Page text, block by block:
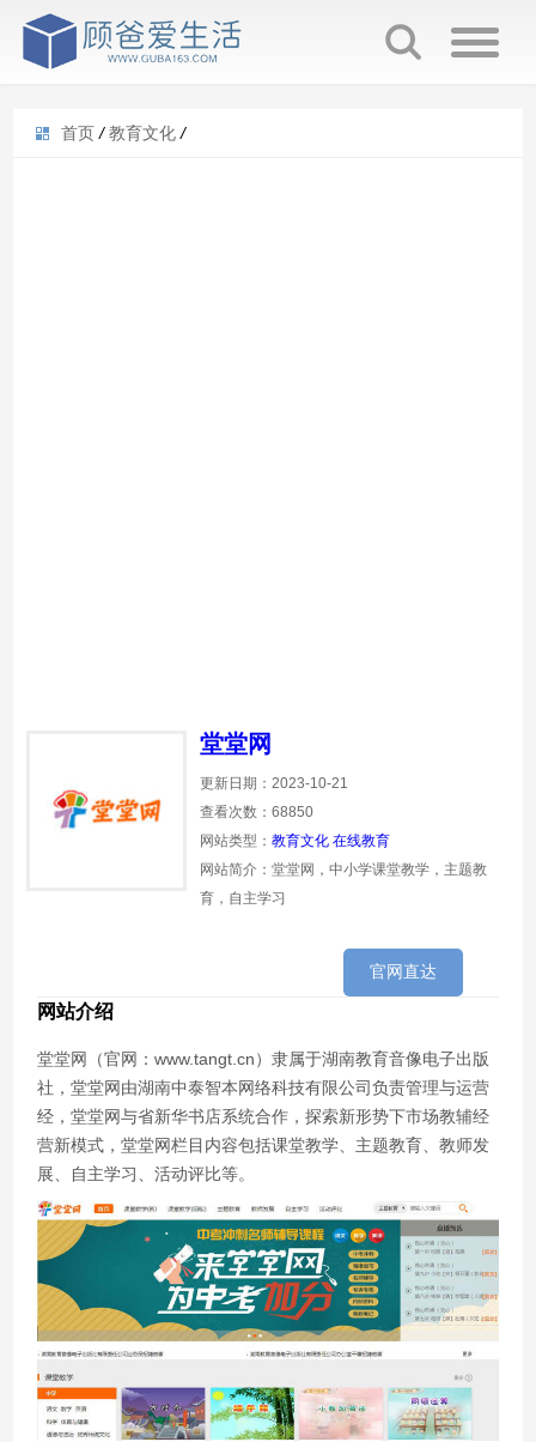
首页 / 教育文化 /
堂堂网
更新日期：2023-10-21
查看次数：68850
网站类型：教育文化 在线教育
网站简介：堂堂网，中小学课堂教学，主题教
育，自主学习
官网直达
网站介绍
堂堂网（官网：www.tangt.cn）隶属于湖南教育音像电子出版
社，堂堂网由湖南中泰智本网络科技有限公司负责管理与运营
经，堂堂网与省新华书店系统合作，探索新形势下市场教辅经
营新模式，堂堂网栏目内容包括课堂教学、主题教育、教师发
展、自主学习、活动评比等。